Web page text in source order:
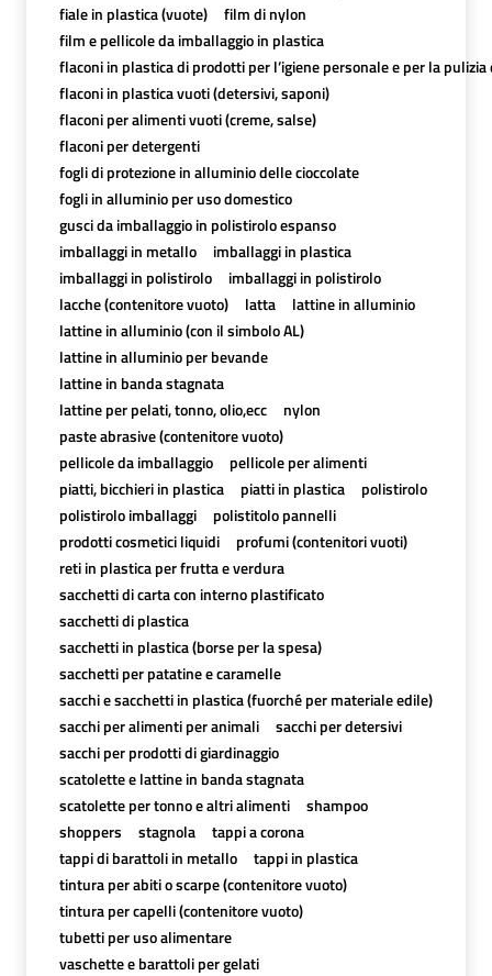
fiale in plastica (vuote)
film di nylon
film e pellicole da imballaggio in plastica
flaconi in plastica di prodotti per l’igiene personale e per la pulizia
flaconi in plastica vuoti (detersivi, saponi)
flaconi per alimenti vuoti (creme, salse)
flaconi per detergenti
fogli di protezione in alluminio delle cioccolate
fogli in alluminio per uso domestico
gusci da imballaggio in polistirolo espanso
imballaggi in metallo
imballaggi in plastica
imballaggi in polistirolo
imballaggi in polistirolo
lacche (contenitore vuoto)
latta
lattine in alluminio
lattine in alluminio (con il simbolo AL)
lattine in alluminio per bevande
lattine in banda stagnata
lattine per pelati, tonno, olio,ecc
nylon
paste abrasive (contenitore vuoto)
pellicole da imballaggio
pellicole per alimenti
piatti, bicchieri in plastica
piatti in plastica
polistirolo
polistirolo imballaggi
polistitolo pannelli
prodotti cosmetici liquidi
profumi (contenitori vuoti)
reti in plastica per frutta e verdura
sacchetti di carta con interno plastificato
sacchetti di plastica
sacchetti in plastica (borse per la spesa)
sacchetti per patatine e caramelle
sacchi e sacchetti in plastica (fuorché per materiale edile)
sacchi per alimenti per animali
sacchi per detersivi
sacchi per prodotti di giardinaggio
scatolette e lattine in banda stagnata
scatolette per tonno e altri alimenti
shampoo
shoppers
stagnola
tappi a corona
tappi di barattoli in metallo
tappi in plastica
tintura per abiti o scarpe (contenitore vuoto)
tintura per capelli (contenitore vuoto)
tubetti per uso alimentare
vaschette e barattoli per gelati